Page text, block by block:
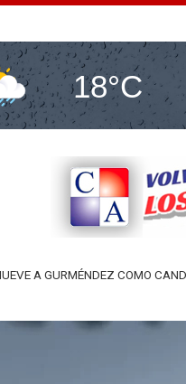
18°C
A GURMÉNDEZ COMO